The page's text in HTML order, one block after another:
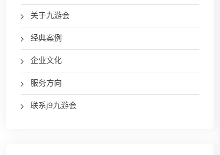
关于九游会
经典案例
企业文化
服务方向
联系j9九游会